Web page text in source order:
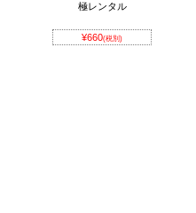
極レンタル
¥660(税別)